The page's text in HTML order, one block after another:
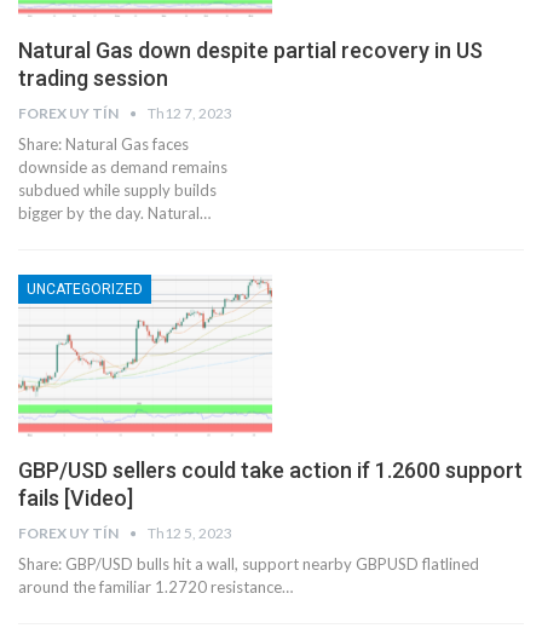
Natural Gas down despite partial recovery in US
trading session
FOREX UY TÍN Th12 7, 2023
Share: Natural Gas faces
downside as demand remains
subdued while supply builds
bigger by the day. Natural…
UNCATEGORIZED
GBP/USD sellers could take action if 1.2600 support
fails [Video]
FOREX UY TÍN Th12 5, 2023
Share: GBP/USD bulls hit a wall, support nearby GBPUSD flatlined
around the familiar 1.2720 resistance…